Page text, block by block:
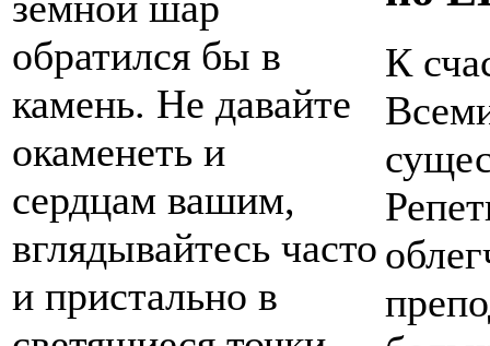
обратился бы в
камень. Не давайте
окаменеть и
сердцам вашим,
вглядывайтесь часто
и пристально в
К